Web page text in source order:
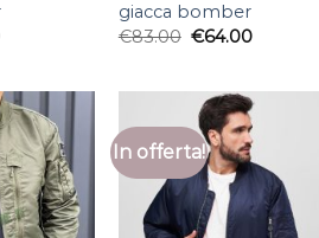
giacca bomber
€83.00 €64.00
In offerta!